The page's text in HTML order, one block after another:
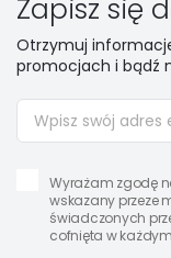
Zapisz się
Otrzymuj
promocjach i bądź
Wyrażam zgodę
wskazany przeze
świadczonych
cofnięta w